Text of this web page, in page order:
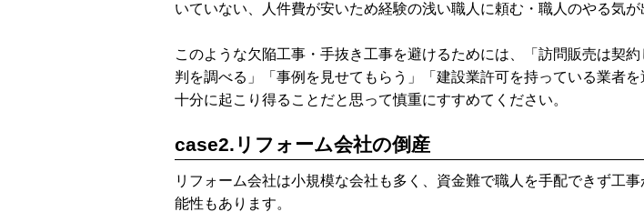
いていない、人件費が安いため経験の浅い職人に頼む・職人のやる気
このような欠陥工事・手抜き工事を避けるためには、「訪問販売は契
判を調べる」「事例を見せてもらう」「建設業許可を持っている業者
十分に起こり得ることだと思って慎重にすすめてください。
case2.リフォーム会社の倒産
リフォーム会社は小規模な会社も多く、資金難で職人を手配できず工
能性もあります。